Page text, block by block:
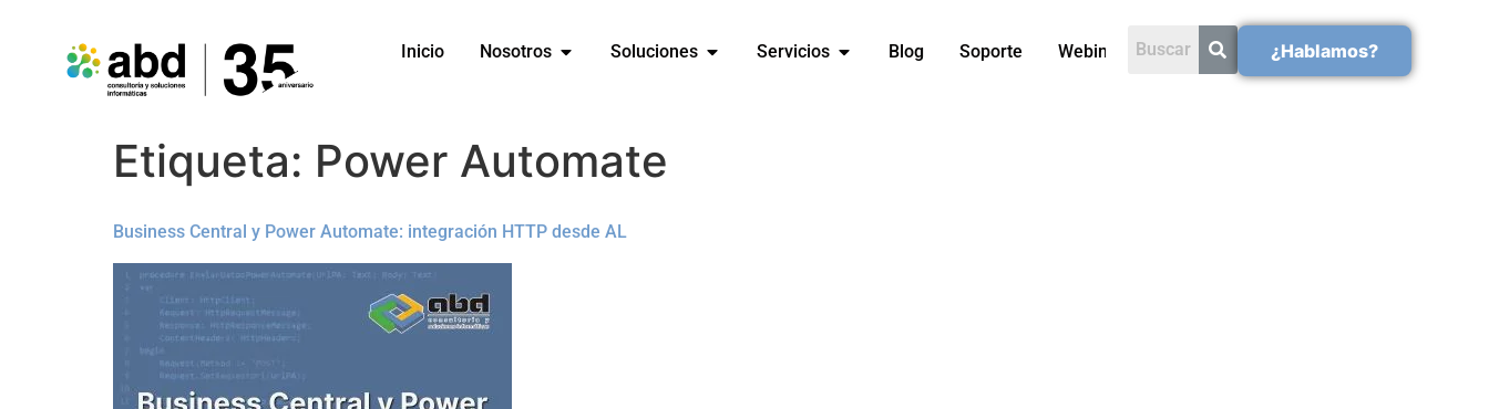
Inicio Nosotros Soluciones Servicios Blog Soporte Webinars ¿Hablamos?
Etiqueta: Power Automate
Business Central y Power Automate: integración HTTP desde AL